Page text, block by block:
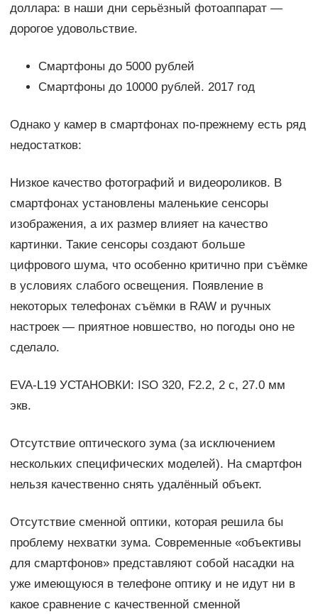
доллара: в наши дни серьёзный фотоаппарат —
дорогое удовольствие.
Смартфоны до 5000 рублей
Смартфоны до 10000 рублей. 2017 год
Однако у камер в смартфонах по-прежнему есть ряд
недостатков:
Низкое качество фотографий и видеороликов. В
смартфонах установлены маленькие сенсоры
изображения, а их размер влияет на качество
картинки. Такие сенсоры создают больше
цифрового шума, что особенно критично при съёмке
в условиях слабого освещения. Появление в
некоторых телефонах съёмки в RAW и ручных
настроек — приятное новшество, но погоды оно не
сделало.
EVA-L19 УСТАНОВКИ: ISO 320, F2.2, 2 с, 27.0 мм
экв.
Отсутствие оптического зума (за исключением
нескольких специфических моделей). На смартфон
нельзя качественно снять удалённый объект.
Отсутствие сменной оптики, которая решила бы
проблему нехватки зума. Современные «объективы
для смартфонов» представляют собой насадки на
уже имеющуюся в телефоне оптику и не идут ни в
какое сравнение с качественной сменной